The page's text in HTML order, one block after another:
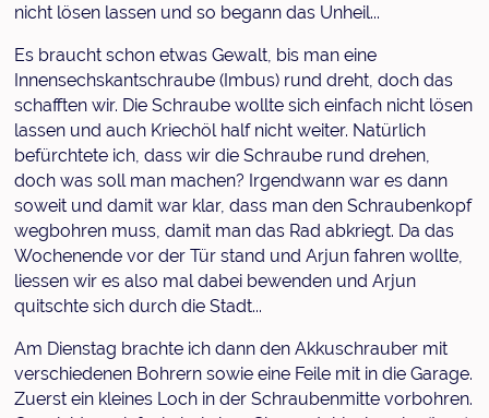
nicht lösen lassen und so begann das Unheil...
Es braucht schon etwas Gewalt, bis man eine
Innensechskantschraube (Imbus) rund dreht, doch das
schafften wir. Die Schraube wollte sich einfach nicht lösen
lassen und auch Kriechöl half nicht weiter. Natürlich
befürchtete ich, dass wir die Schraube rund drehen,
doch was soll man machen? Irgendwann war es dann
soweit und damit war klar, dass man den Schraubenkopf
wegbohren muss, damit man das Rad abkriegt. Da das
Wochenende vor der Tür stand und Arjun fahren wollte,
liessen wir es also mal dabei bewenden und Arjun
quitschte sich durch die Stadt...
Am Dienstag brachte ich dann den Akkuschrauber mit
verschiedenen Bohrern sowie eine Feile mit in die Garage.
Zuerst ein kleines Loch in der Schraubenmitte vorbohren.